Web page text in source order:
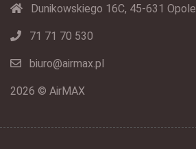
Dunikowskiego 16C, 45-631 Opole
71 71 70 530
biuro@airmax.pl
2026 © AirMAX